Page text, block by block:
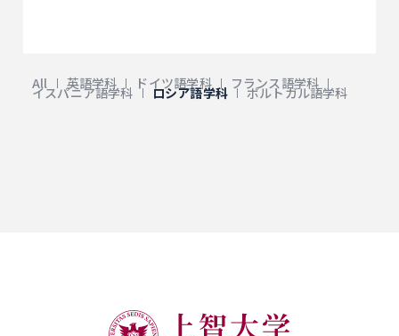
らの間の境界線を見えなくする方法を見つけなければなり
ません。つまり、本物の翻訳者は、たくさんの単語を知っ
All 英語学科 ドイツ語学科 フランス語学科
イスパニア語学科 ロシア語学科 ポルトガル語学科